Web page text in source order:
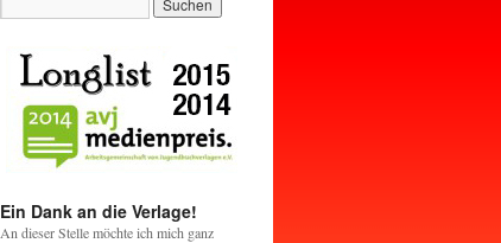
Ein Dank an die Verlage!
An dieser Stelle möchte ich mich ganz